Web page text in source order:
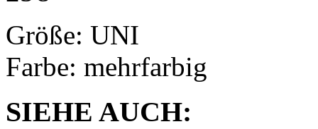
Größe: UNI
Farbe: mehrfarbig
SIEHE AUCH: